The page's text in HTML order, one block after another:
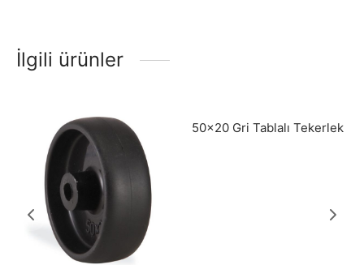
İlgili ürünler
50×20 Gri Tablalı Tekerlek